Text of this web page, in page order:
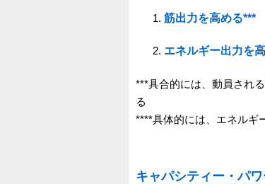
筋出力を高める***
エネルギー出力を
***具合的には、動員され
る
****具体的には、エネルギ
キャパシティー・パ